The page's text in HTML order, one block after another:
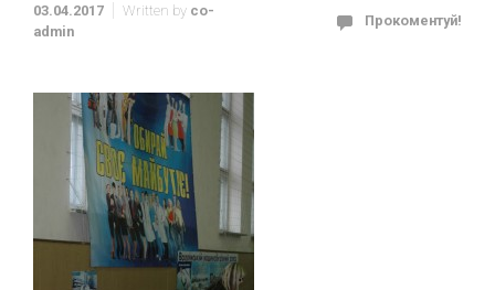
03.04.2017 Written by co-
admin
Прокоментуй!